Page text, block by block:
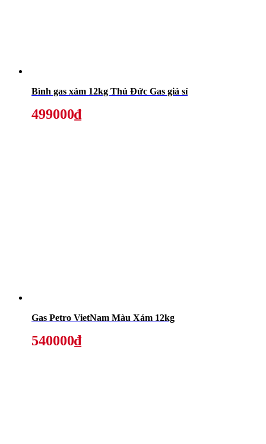
Bình gas xám 12kg Thủ Đức Gas giá sỉ
499000₫
Gas Petro VietNam Màu Xám 12kg
540000₫